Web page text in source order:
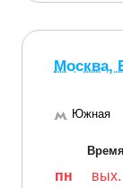
Москва,
Южная
пн вых.